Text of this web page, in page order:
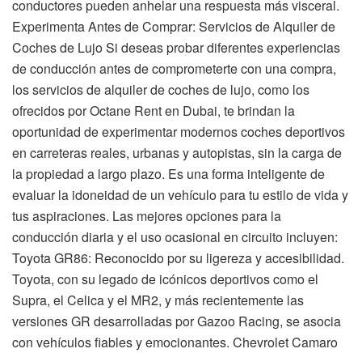
conductores pueden anhelar una respuesta más visceral.
Experimenta Antes de Comprar: Servicios de Alquiler de
Coches de Lujo Si deseas probar diferentes experiencias
de conducción antes de comprometerte con una compra,
los servicios de alquiler de coches de lujo, como los
ofrecidos por Octane Rent en Dubai, te brindan la
oportunidad de experimentar modernos coches deportivos
en carreteras reales, urbanas y autopistas, sin la carga de
la propiedad a largo plazo. Es una forma inteligente de
evaluar la idoneidad de un vehículo para tu estilo de vida y
tus aspiraciones. Las mejores opciones para la
conducción diaria y el uso ocasional en circuito incluyen:
Toyota GR86: Reconocido por su ligereza y accesibilidad.
Toyota, con su legado de icónicos deportivos como el
Supra, el Celica y el MR2, y más recientemente las
versiones GR desarrolladas por Gazoo Racing, se asocia
con vehículos fiables y emocionantes. Chevrolet Camaro